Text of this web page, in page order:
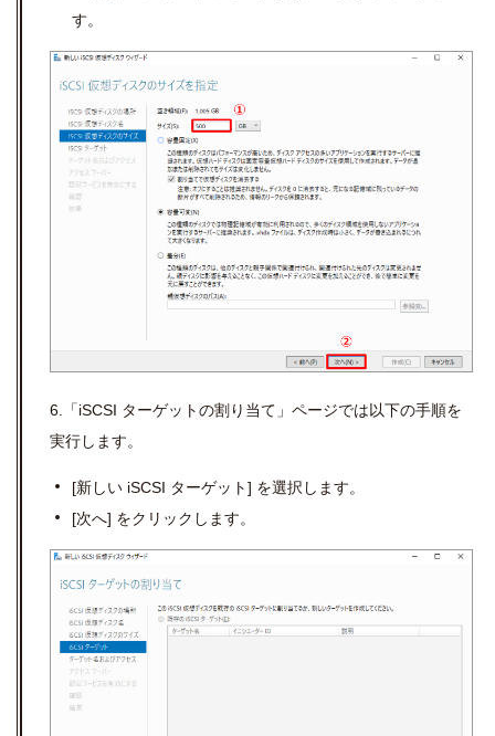
す。
6.「iSCSI ターゲットの割り当て」ページでは以下の手順を
実行します。
[新しい iSCSI ターゲット] を選択します。
[次へ] をクリックします。